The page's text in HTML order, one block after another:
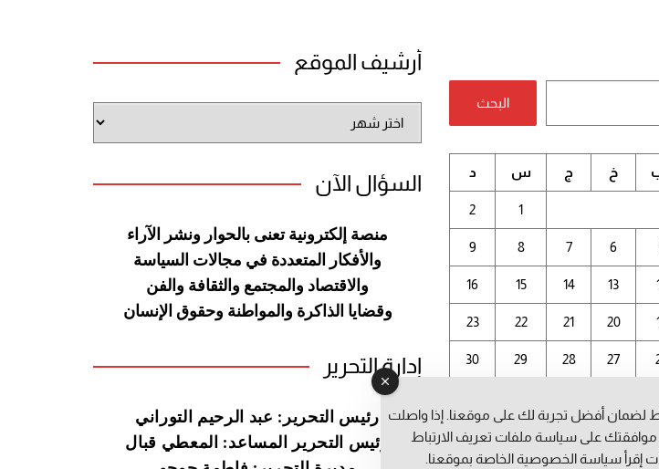
البحث
أغسطس 2026
خ ج س د
1
2
6
7
8
9
13
14
15
16
20
21
22
23
27
28
29
30
أرشيف الموقع
الموقع
السؤال الآن
منصة إلكترونية تعنى بالحوار ونشر
الآراء
والأفكار المتعددة في مجالات السياسة
والاقتصاد والمجتمع والثقافة والفن
وقضايا الذاكرة والمواطنة وحقوق الإنسان
إدارة التحرير
رئيس التحرير: عبد الرحيم التوراني
رئيس التحرير المساعد: المعطي قبال
لضمان أفضل تجربة لك على موقعنا. إذا واصلت
على سياسة ملفات تعريف الارتباط
إقرأ سياسة الخصوصيةالخاصة بموقعنا.